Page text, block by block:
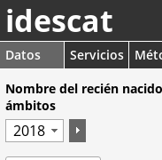
idescat
Datos Servicios
Nombre del recién
ámbitos